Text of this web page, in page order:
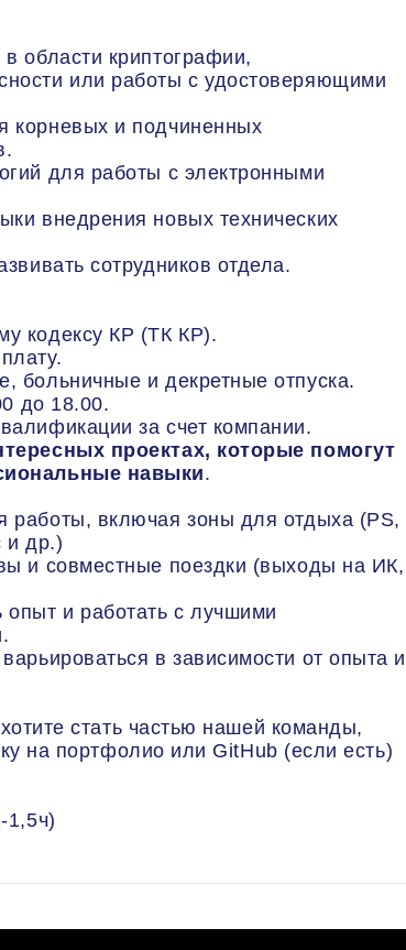
области криптографии,
или работы с удостоверяющими
корневых и подчиненных
для работы с электронными
внедрения новых технических
сотрудников отдела.
кодексу КР (ТК КР).
больничные и декретные отпуска.
до 18.00.
за счет компании.
проектах, которые помогут
навыки.
работы, включая зоны для отдыха (PS,
и др.)
и совместные поездки (выходы на ИК,
и работать с лучшими
в зависимости от опыта и
стать частью нашей команды,
на портфолио или GitHub (если есть)
1,5ч)